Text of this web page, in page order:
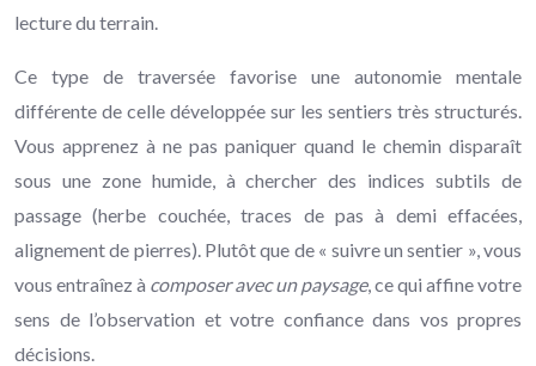
lecture du terrain.
Ce type de traversée favorise une autonomie mentale
différente de celle développée sur les sentiers très structurés.
Vous apprenez à ne pas paniquer quand le chemin disparaît
sous une zone humide, à chercher des indices subtils de
passage (herbe couchée, traces de pas à demi effacées,
alignement de pierres). Plutôt que de « suivre un sentier », vous
vous entraînez à composer avec un paysage, ce qui affine votre
sens de l’observation et votre confiance dans vos propres
décisions.